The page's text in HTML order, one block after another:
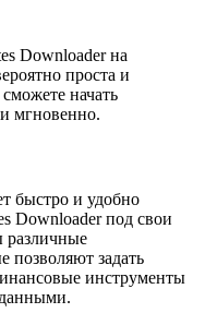
Downloader на
проста и
начать
мгновенно.
быстро и удобно
Downloader под свои
различные
позволяют задать
инструменты
данными.